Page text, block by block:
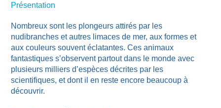
Présentation
Nombreux sont les plongeurs attirés par les
nudibranches et autres limaces de mer, aux formes et
aux couleurs souvent éclatantes. Ces animaux
fantastiques s’observent partout dans le monde avec
plusieurs milliers d’espèces décrites par les
scientifiques, et dont il en reste encore beaucoup à
découvrir.